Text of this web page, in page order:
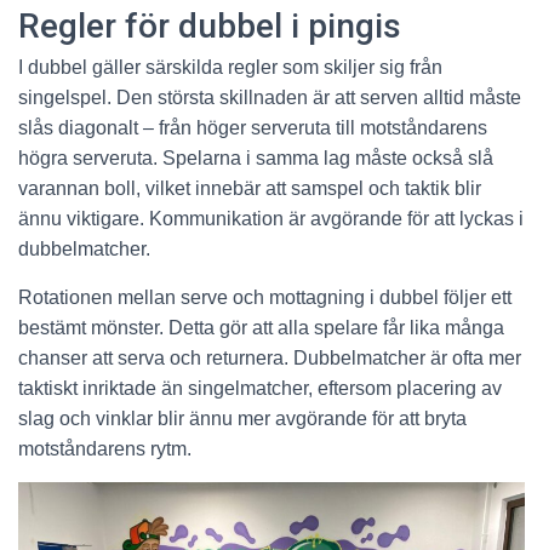
Regler för dubbel i pingis
I dubbel gäller särskilda regler som skiljer sig från
singelspel. Den största skillnaden är att serven alltid måste
slås diagonalt – från höger serveruta till motståndarens
högra serveruta. Spelarna i samma lag måste också slå
varannan boll, vilket innebär att samspel och taktik blir
ännu viktigare. Kommunikation är avgörande för att lyckas i
dubbelmatcher.
Rotationen mellan serve och mottagning i dubbel följer ett
bestämt mönster. Detta gör att alla spelare får lika många
chanser att serva och returnera. Dubbelmatcher är ofta mer
taktiskt inriktade än singelmatcher, eftersom placering av
slag och vinklar blir ännu mer avgörande för att bryta
motståndarens rytm.